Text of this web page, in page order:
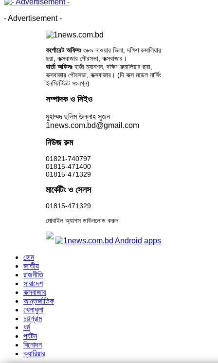
- Advertisement -
কর্পোরেট অফিসঃ ৩৮৯ নাওয়ার ভিলা, দক্ষিণ রুমালিয়ার
ছরা, কক্সবাজার পৌরসভা, কক্সবাজার।
বার্তা অফিসঃহাজী ম্যানশন, দক্ষিণ রুমালিয়ার ছরা,
কক্সবাজার পৌরসভা, কক্সবাজার। (দি কক্স মডেল নার্সিং
ইনস্টিটিউট সংলগ্ন)
সম্পাদক ও সিইও
মুহাম্মদ ছলিম উল্লাহ সুজন
1news.com.bd@gmail.com
নিউজ রুম
01821-740797
01815-471400
01815-471329
মার্কেটিং ও সেলস
01815-471329
মোবাইল অ্যাপস ডাউনলোড করুন
হোম
জাতীয়
রাজনীতি
সারাদেশ
কক্সবাজার
আন্তর্জাতিক
খেলাধুলা
চট্টগ্রাম
ধর্ম
পর্যটন
বিনোদন
ক্যারিয়ার